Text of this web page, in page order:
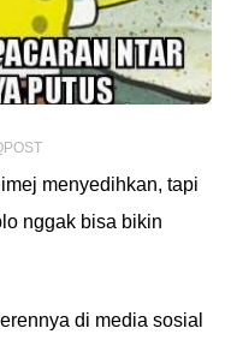
menyedihkan, tapi
nggak bisa bikin
di media sosial